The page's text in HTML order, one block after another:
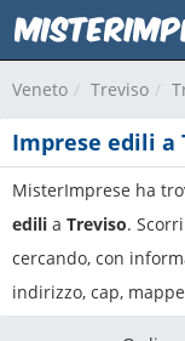
Veneto Treviso
Imprese edili a
MisterImprese ha
edili a Treviso.
cercando, con
indirizzo, cap,